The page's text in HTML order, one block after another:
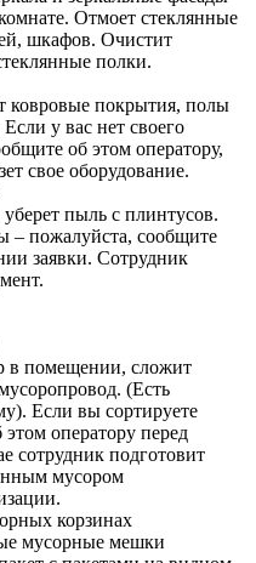
Отмоет стеклянные
шкафов. Очистит
полки.
ковровые покрытия, полы
у вас нет своего
об этом оператору,
свое оборудование.
пыль с плинтусов.
– пожалуйста, сообщите
заявки. Сотрудник
в помещении, сложит
(Есть
Если вы сортируете
оператору перед
сотрудник подготовит
мусором
корзинах
мусорные мешки